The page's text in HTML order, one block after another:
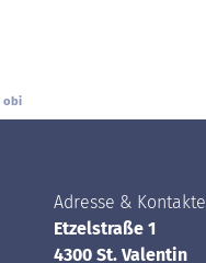
obi
Adresse & Kontakte
Etzelstraße 1
4300 St. Valentin